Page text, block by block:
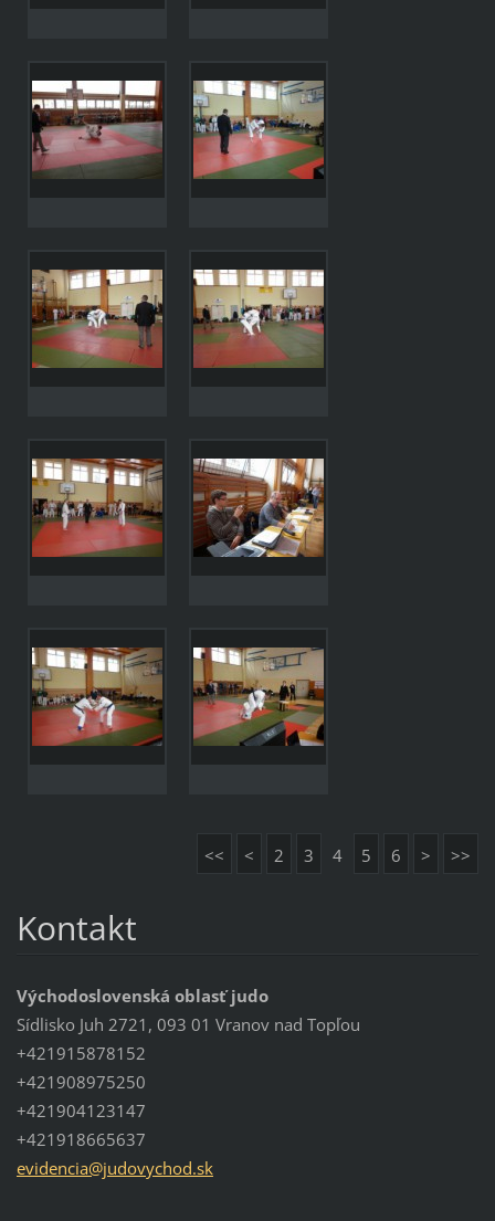
<< < 2 3 4 5 6 > >>
Kontakt
Východoslovenská oblasť judo
Sídlisko Juh 2721, 093 01 Vranov nad Topľou
+421915878152
+421908975250
+421904123147
+421918665637
evidencia@judovychod.sk